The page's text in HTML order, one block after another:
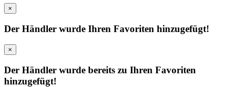
×
Der Händler wurde Ihren Favoriten hinzugefügt!
×
Der Händler wurde bereits zu Ihren Favoriten
hinzugefügt!